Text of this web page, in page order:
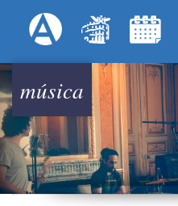
Menú
música